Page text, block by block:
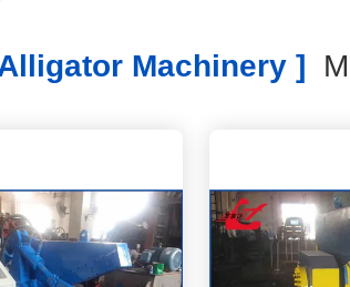
Machinery ]